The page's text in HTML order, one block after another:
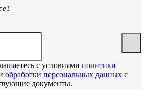
с условиями политики
обработки персональных данных с
документы.